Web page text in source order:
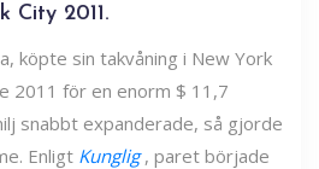
City 2011.
köpte sin takvåning i New York
2011 för en enorm $ 11,7
snabbt expanderade, så gjorde
Enligt Kunglig , paret började